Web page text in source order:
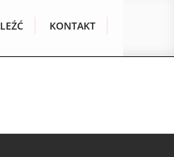
KONTAKT